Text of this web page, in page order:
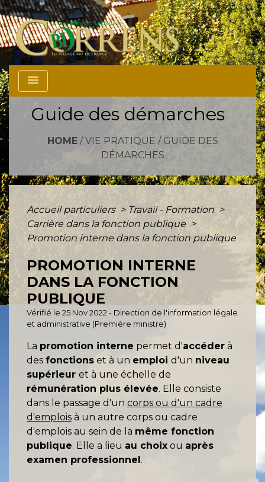
menu
Guide des démarches
HOME/ VIE PRATIQUE / GUIDE DES
DÉMARCHES
Accueil particuliers > Travail - Formation >
Carrière dans la fonction publique >
Promotion interne dans la fonction publique
PROMOTION INTERNE
DANS LA FONCTION
PUBLIQUE
Vérifié le 25 Nov 2022 - Direction de l'information légale
et administrative (Première ministre)
La promotion interne permet d'accéder à
des fonctions et à un emploi d'un niveau
supérieur et à une échelle de
rémunération plus élevée. Elle consiste
dans le passage d'un corps ou d'un cadre
d'emplois à un autre corps ou cadre
d'emplois au sein de la même fonction
publique. Elle a lieu au choix ou après
examen professionnel .